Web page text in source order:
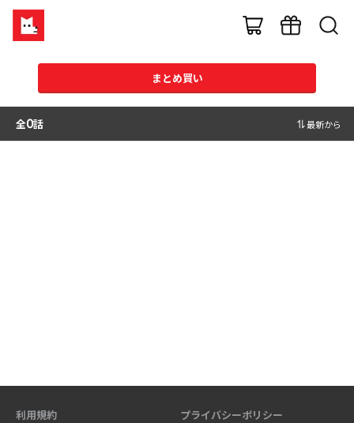
まとめ買い
全0話 最新から
利用規約 プライバシーポリシー